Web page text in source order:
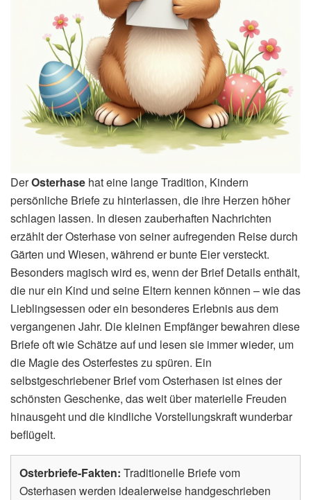
DerOsterhase hat eine lange Tradition, Kindern
persönliche Briefe zu hinterlassen, die ihre Herzen höher
schlagen lassen. In diesen zauberhaften Nachrichten
erzählt der Osterhase von seiner aufregenden Reise durch
Gärten und Wiesen, während er bunte Eier versteckt.
Besonders magisch wird es, wenn der Brief Details enthält,
die nur ein Kind und seine Eltern kennen können – wie das
Lieblingsessen oder ein besonderes Erlebnis aus dem
vergangenen Jahr. Die kleinen Empfänger bewahren diese
Briefe oft wie Schätze auf und lesen sie immer wieder, um
die Magie des Osterfestes zu spüren. Ein
selbstgeschriebener Brief vom Osterhasen ist eines der
schönsten Geschenke, das weit über materielle Freuden
hinausgeht und die kindliche Vorstellungskraft wunderbar
beflügelt.
Osterbriefe-Fakten: Traditionelle Briefe vom
Osterhasen werden idealerweise handgeschrieben